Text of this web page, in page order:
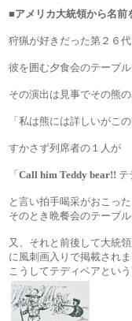
■アメリカ大統領から名前
狩猟が好きだった第２６
彼を囲む夕食会のテーブ
その演出は見事でその熊
「私は熊には詳しいがこ
すかさず列席者の１人が
「 Call him Teddy bear!! テ
と言い拍手喝采がおこった
そのとき晩餐会のテーブ
又、それと前後して大統
に風刺画入りで掲載されま
こうしてテディベアとい